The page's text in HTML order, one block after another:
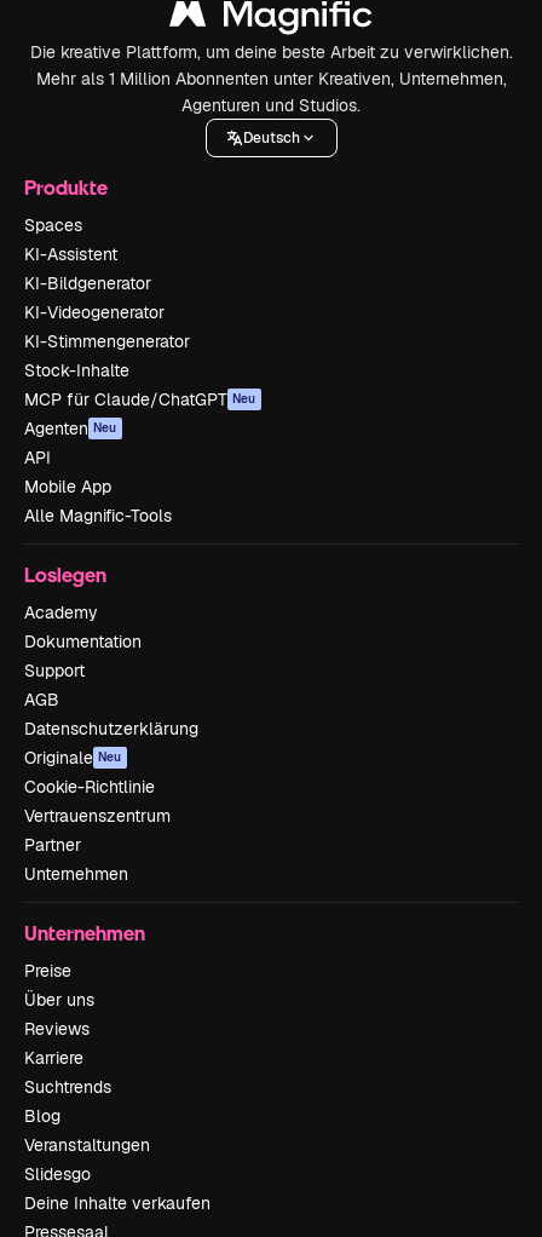
Die kreative Plattform, um deine beste Arbeit zu verwirklichen.
Mehr als 1 Million Abonnenten unter Kreativen, Unternehmen,
Agenturen und Studios.
Deutsch
Produkte
Spaces
KI-Assistent
KI-Bildgenerator
KI-Videogenerator
KI-Stimmengenerator
Stock-Inhalte
MCP für Claude/ChatGPT Neu
Agenten Neu
API
Mobile App
Alle Magnific-Tools
Loslegen
Academy
Dokumentation
Support
AGB
Datenschutzerklärung
Originale Neu
Cookie-Richtlinie
Vertrauenszentrum
Partner
Unternehmen
Unternehmen
Preise
Über uns
Reviews
Karriere
Suchtrends
Blog
Veranstaltungen
Slidesgo
Deine Inhalte verkaufen
Pressesaal